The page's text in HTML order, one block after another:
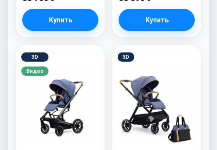
Купить Купить
3D
Видео
3D